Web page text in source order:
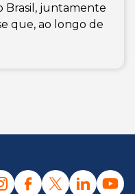
Brasil, juntamente
que, ao longo de